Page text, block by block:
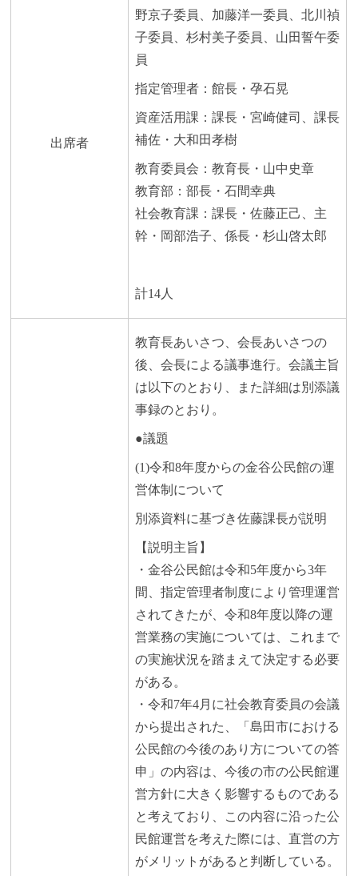
出席者
野京子委員、加藤洋一委員、北川禎
子委員、杉村美子委員、山田誓午委
員
指定管理者：館長・孕石晃
資産活用課：課長・宮崎健司、課長
補佐・大和田孝樹
教育委員会：教育長・山中史章
教育部：部長・石間幸典
社会教育課：課長・佐藤正己、主
幹・岡部浩子、係長・杉山啓太郎
計14人
教育長あいさつ、会長あいさつの
後、会長による議事進行。会議主旨
は以下のとおり、また詳細は別添議
事録のとおり。
●議題
(1)令和8年度からの金谷公民館の運
営体制について
別添資料に基づき佐藤課長が説明
【説明主旨】
・金谷公民館は令和5年度から3年
間、指定管理者制度により管理運営
されてきたが、令和8年度以降の運
営業務の実施については、これまで
の実施状況を踏まえて決定する必要
がある。
・令和7年4月に社会教育委員の会議
から提出された、「島田市における
公民館の今後のあり方についての答
申」の内容は、今後の市の公民館運
営方針に大きく影響するものである
と考えており、この内容に沿った公
民館運営を考えた際には、直営の方
がメリットがあると判断している。